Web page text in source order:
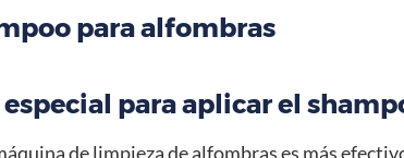
para alfombras
para aplicar el
de limpieza de alfombras es más